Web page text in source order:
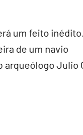
um feito inédito.
de um navio
arqueólogo Julio